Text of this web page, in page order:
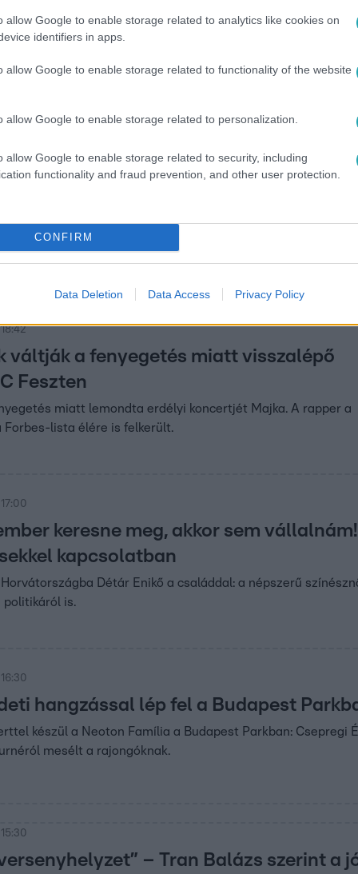
allow Google to enable storage related to analytics like cookies on
identifiers in apps.
allow Google to enable storage related to functionality of the website
allow Google to enable storage related to personalization.
allow Google to enable storage related to security, including
functionality and fraud prevention, and other user protection.
CONFIRM
Data Deletion Data Access Privacy Policy
ér az Exek csatájában szereplő Brumi
kártyája is van az Exek csatájában szereplő Bruminak,
nagyobb hőség?
ért el minket a rendkívüli aszály. A klímakutató szerint a
váltják a fenyegetés miatt visszalépő
Feszten
miatt lemondta erdélyi koncertjét Majka. A rapper a
Forbes-lista élére is felkerült.
keresne meg, akkor sem
kapcsolatban
Détár Enikő a családdal: a népszerű
politikáról is.
hangzással lép fel a Budapest
készül a Neoton Família a Budapest Parkban: Csepregi
mesélt a rajongóknak.
– Tran Balázs szerint a